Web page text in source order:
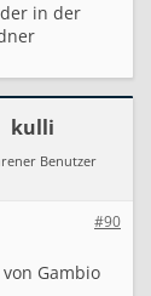
in der
kulli
Benutzer
#90
Gambio